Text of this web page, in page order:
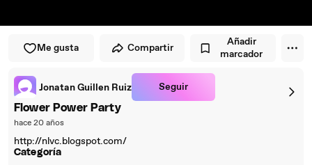
Me gusta Compartir
Añadir
marcador
Jonatan Guillen Ruiz Seguir
Flower Power Party
hace 20 años
http://nlvc.blogspot.com/
Categoría